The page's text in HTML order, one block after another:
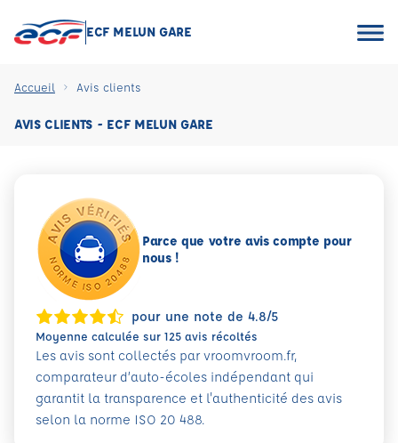
ECF MELUN GARE
Accueil Avis clients
AVIS CLIENTS - ECF MELUN GARE
Parce que votre avis compte pour
nous !
pour une note de 4.8/5
Moyenne calculée sur 125 avis récoltés
Les avis sont collectés par vroomvroom.fr,
comparateur d’auto-écoles indépendant qui
garantit la transparence et l'authenticité des avis
selon la norme ISO 20 488.